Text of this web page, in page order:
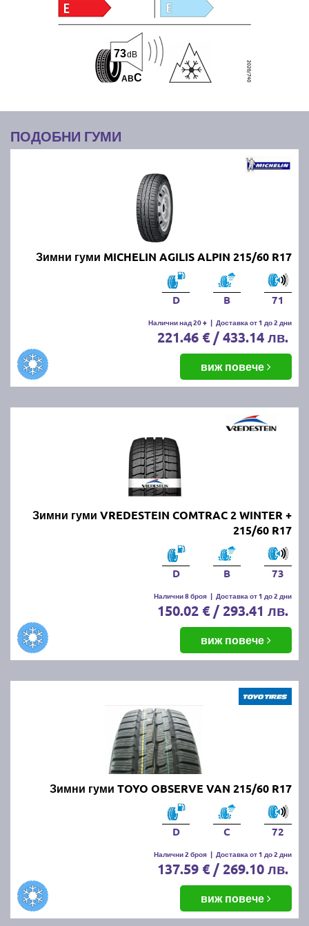
ABC
73dB
ПОДОБНИ ГУМИ
Зимни гуми MICHELIN AGILIS ALPIN 215/60 R17
D B 71
Налични над 20 + | Доставка от 1 до 2 дни
221.46 € / 433.14 лв.
виж повече
Зимни гуми VREDESTEIN COMTRAC 2 WINTER +
215/60 R17
D B 73
Налични 8 броя | Доставка от 1 до 2 дни
150.02 € / 293.41 лв.
виж повече
Зимни гуми TOYO OBSERVE VAN 215/60 R17
D C 72
Налични 2 броя | Доставка от 1 до 2 дни
137.59 € / 269.10 лв.
виж повече